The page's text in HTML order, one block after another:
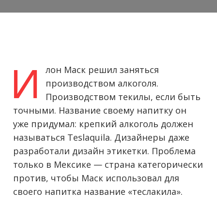
И
лон Маск решил заняться
производством алкоголя.
Производством текилы, если быть
точными. Название своему напитку он
уже придумал: крепкий алкоголь должен
называться Teslaquila. Дизайнеры даже
разработали дизайн этикетки. Проблема
только в Мексике — страна категорически
против, чтобы Маск использовал для
своего напитка название «теслакила».